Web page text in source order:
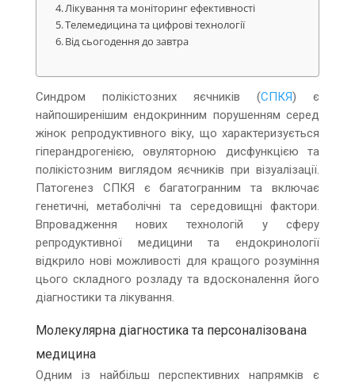
Лікування та моніторинг ефективності
Телемедицина та цифрові технології
Від сьогодення до завтра
Синдром полікістозних яєчників (СПКЯ) є
найпоширенішим ендокринним порушенням серед
жінок репродуктивного віку, що характеризується
гіперандрогенією, овуляторною дисфункцією та
полікістозним виглядом яєчників при візуалізації.
Патогенез СПКЯ є багатогранним та включає
генетичні, метаболічні та середовищні фактори.
Впровадження нових технологій у сферу
репродуктивної медицини та ендокринології
відкрило нові можливості для кращого розуміння
цього складного розладу та вдосконалення його
діагностики та лікування.
Молекулярна діагностика та персоналізована
медицина
Одним із найбільш перспективних напрямків є